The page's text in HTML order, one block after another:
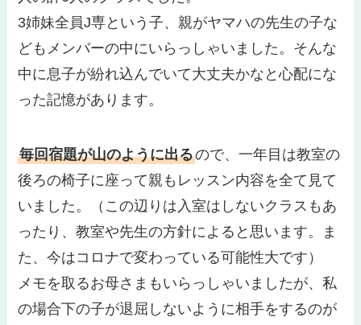
3姉妹全員J専という子、親がヤマハの先生の子な
どもメンバーの中にいらっしゃいました。そんな
中に息子が紛れ込んでいて大丈夫かなと心配にな
った記憶があります。
毎回宿題が山のように出るので、一年目は教室の
後ろの椅子に座って親もレッスン内容を全て見て
いました。（この辺りは入室はしないクラスもあ
ったり、教室や先生の方針によると思います。ま
た、今はコロナで変わっている可能性大です）
メモを取るお母さまもいらっしゃいましたが、私
の場合下の子が退屈しないように相手をするのが